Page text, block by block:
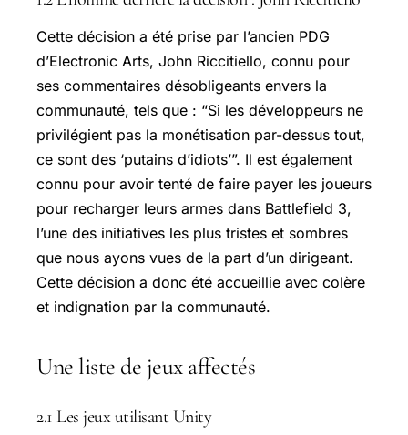
Cette décision a été prise par l’ancien PDG
d’Electronic Arts, John Riccitiello, connu pour
ses commentaires désobligeants envers la
communauté, tels que : “Si les développeurs ne
privilégient pas la monétisation par-dessus tout,
ce sont des ‘putains d’idiots’”. Il est également
connu pour avoir tenté de faire payer les joueurs
pour recharger leurs armes dans Battlefield 3,
l’une des initiatives les plus tristes et sombres
que nous ayons vues de la part d’un dirigeant.
Cette décision a donc été accueillie avec colère
et indignation par la communauté.
Une liste de jeux affectés
2.1 Les jeux utilisant Unity